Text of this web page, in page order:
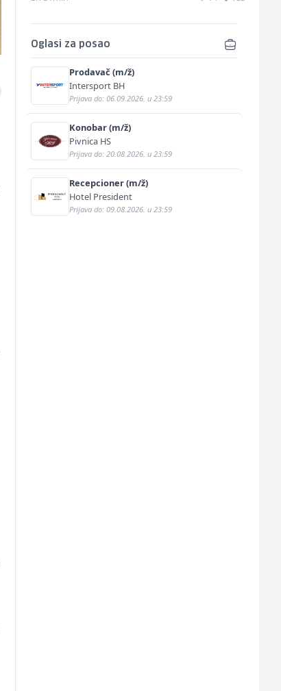
Oglasi za posao
Prodavač (m/ž)
Intersport BH
Prijava do: 06.09.2026. u 23:59
Konobar (m/ž)
Pivnica HS
Prijava do: 20.08.2026. u 23:59
Recepcioner (m/ž)
Hotel President
Prijava do: 09.08.2026. u 23:59